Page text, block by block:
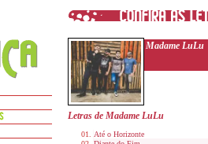
Madame LuLu
Letras de Madame LuLu
Até o Horizonte